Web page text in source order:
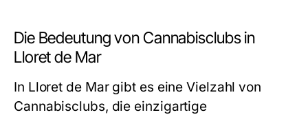
Die Bedeutung von Cannabisclubs in
Lloret de Mar
In Lloret de Mar gibt es eine Vielzahl von
Cannabisclubs, die einzigartige